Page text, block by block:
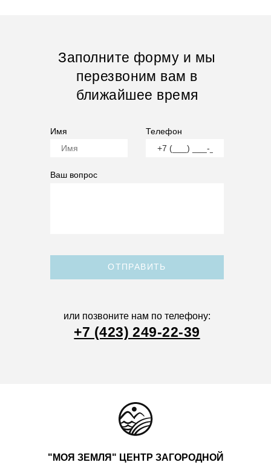
Заполните форму и мы
перезвоним вам в
ближайшее время
Имя Телефон
Ваш вопрос
ОТПРАВИТЬ
или позвоните нам по телефону:
+7 (423) 249-22-39
"МОЯ ЗЕМЛЯ" ЦЕНТР ЗАГОРОДНОЙ